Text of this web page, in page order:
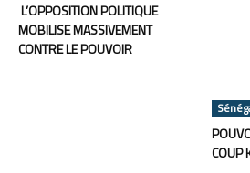
L’OPPOSITION POLITIQUE
MOBILISE MASSIVEMENT
CONTRE LE POUVOIR
COUP